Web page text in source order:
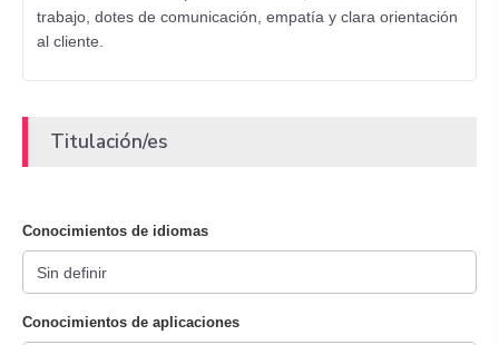
trabajo, dotes de comunicación, empatía y clara orientación
al cliente.
Titulación/es
Conocimientos de idiomas
Conocimientos de aplicaciones